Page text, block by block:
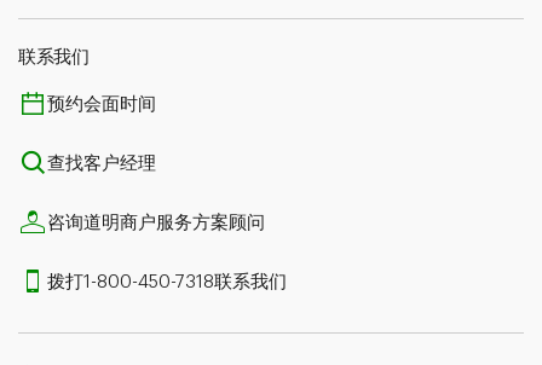
联系我们​​​​​​​
预约会面时间
查找客户经理
咨询道明商户服务方案顾问
拨打1-800-450-7318联系我们